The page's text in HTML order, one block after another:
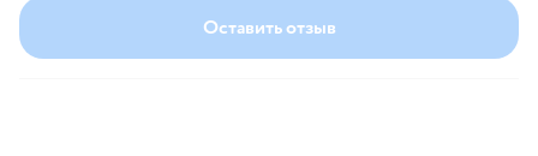
Оставить отзыв